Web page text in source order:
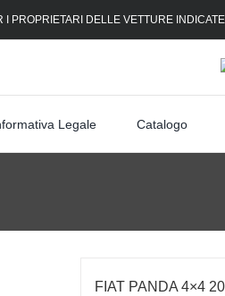
I PROPRIETARI DELLE VETTURE INDICATE
Legale Catalogo
FIAT PANDA 4×4